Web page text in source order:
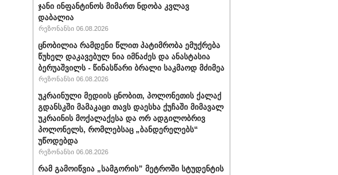
ჯანი ინფანტინოს მიმართ ნდობა კვლავ
დაბალია
რეზონანსი 06.08.2026
ცნობილია რამდენი წლით პატიმრობა ემუქრება
წუხელ დაკავებულ ნია იმნაძეს და ანასტასია
ბერუაშვილს - წინასწარი ბრალი საკმაოდ მძიმეა
რეზონანსი 06.08.2026
უკრაინული მედიის ცნობით, პოლონეთის ქალაქ
გდანსკში მამაკაცი თავს დაესხა ქუჩაში მიმავალ
უკრაინის მოქალაქესა და ორ ადგილობრივ
პოლონელს, რომლებსაც „ბანდერელებს“
უწოდებდა
რეზონანსი 06.08.2026
რამ გამოიწვია „სამგორის” მეტროში სტუდენტის